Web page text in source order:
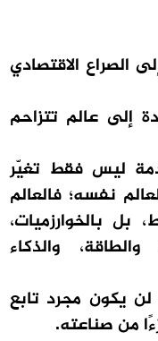
الصراع الاقتصادي
إلى عالم تتزاحم
ليس فقط تغيّر
نفسه؛ فالعالم
بل بالخوارزميات،
والطاقة، والذكاء
يكون مجرد تابع
من صناعته.